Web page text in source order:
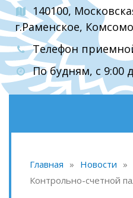
140100,
г.Раменское,
Телефон
По будням, с 9:00
Главная » Новости »
Контрольно-счетной